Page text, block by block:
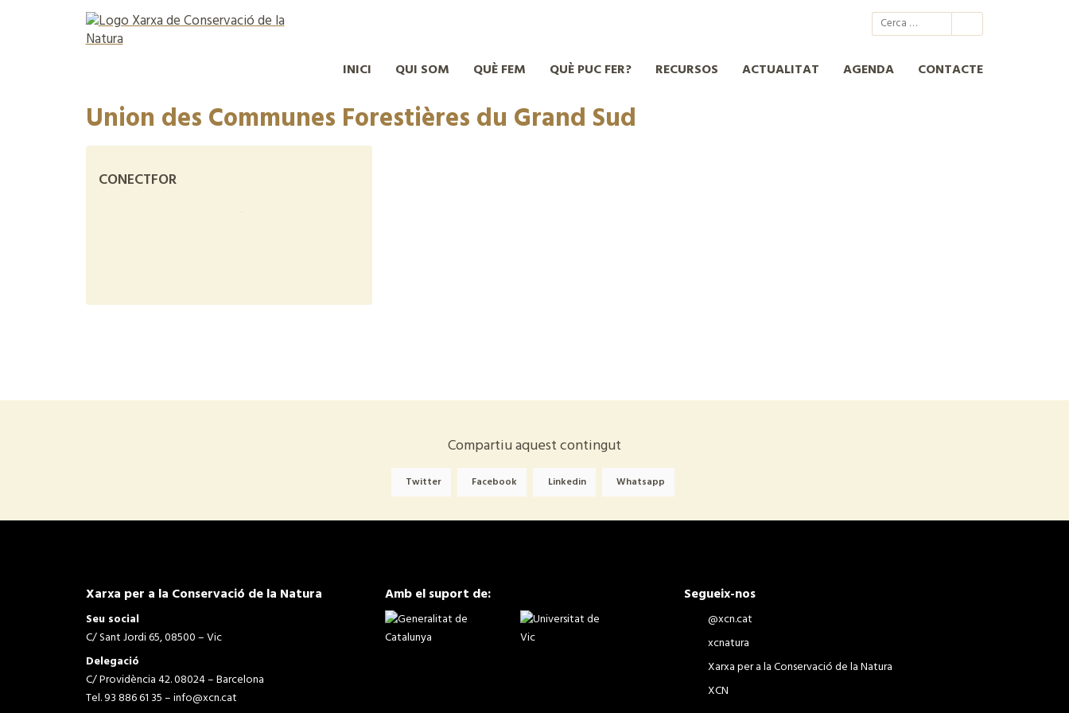
Xarxa per a la Conservació de la Natura
INICI QUI SOM QUÈ FEM QUÈ PUC FER? RECURSOS ACTUALITAT AGENDA CONTACTE
Union des Communes Forestières du Grand Sud
CONECTFOR
+
Compartiu aquest contingut
Twitter Facebook Linkedin Whatsapp
Xarxa per a la Conservació de la Natura
Seu social
C/ Sant Jordi 65, 08500 – Vic
Delegació
C/ Providència 42. 08024 – Barcelona
Tel. 93 886 61 35 –info@xcn.cat
Amb el suport de: Segueix-nos
@xcn.cat
xcnatura
Xarxa per a la Conservació de la Natura
XCN